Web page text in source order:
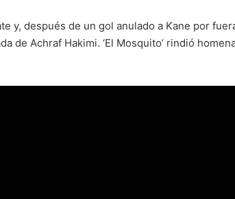
y, después de un gol anulado a Kane por
de Achraf Hakimi. ‘El Mosquito’ rindió